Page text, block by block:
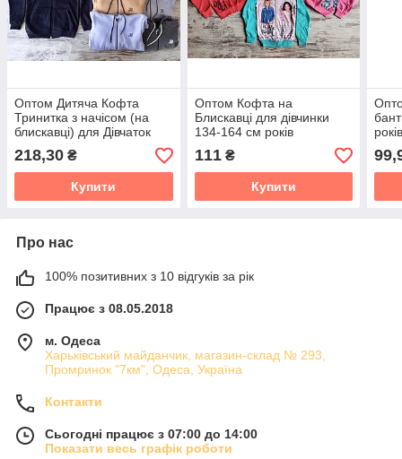
Оптом Дитяча Кофта
Тринитка з начісом (на
блискавці) для Дівчаток
13-16 років Туреччина
218,30 ₴
Купити
Оптом Кофта на
Блискавці для дівчинки
134-164 см років
Туреччина
111₴
Купити
Про нас
100% позитивних з 10 відгуків за рік
Працює з 08.05.2018
м. Одеса
Харьківський майданчик, магазин-склад № 293,
Промринок "7км", Одеса, Україна
Контакти
Сьогодні працює з 07:00 до 14:00
Показати весь графік роботи